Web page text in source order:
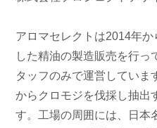
アロマセレクトは2014年
した精油の製造販売を行っ
タッフのみで運営していま
からクロモジを伐採し抽出
す。工場の周囲には、日本